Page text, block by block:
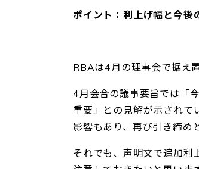
ポイント：利上げ幅と今後
RBAは4月の理事会で据え
4月会合の議事要旨では「
重要」との見解が示されて
影響もあり、再び引き締め
それでも、声明文で追加利